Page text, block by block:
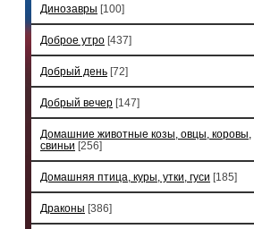
Динозавры [100]
Доброе утро [437]
Добрый день [72]
Добрый вечер [147]
Домашние животные козы, овцы, коровы,
свиньи [256]
Домашняя птица, куры, утки, гуси [185]
Драконы [386]